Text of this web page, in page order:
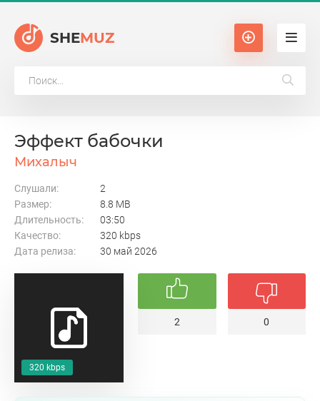
SHEMUZ
320 kbps
Эффект бабочки
Михалыч
Слушали:
2
Размер:
8.8 MB
Длительность:
03:50
Качество:
320 kbps
Дата релиза:
30 май 2026
2 0